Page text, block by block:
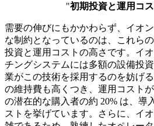
"初期投資と運用コ
需要の伸びにもかかわらず、イオ
な制約となっているのは、これら
投資と運用コストの高さです。イ
チングシステムには多額の設備投
業がこの技術を採用するのを妨げ
の維持費も高くつき、運用コスト
の潜在的な購入者の約 20% は、導
ストを挙げています。さらに、イ